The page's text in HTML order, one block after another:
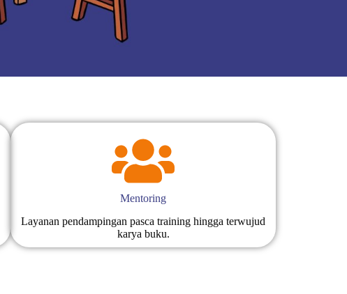
Mentoring
Layanan pendampingan pasca training hingga terwujud
karya buku.